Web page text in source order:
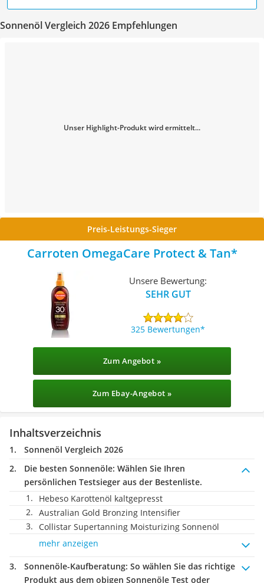
Sonnenöl Vergleich 2026 Empfehlungen
Unser Highlight-Produkt wird ermittelt...
Preis-Leistungs-Sieger
Carroten OmegaCare Protect & Tan
Unsere Bewertung:
SEHR GUT
325 Bewertungen
Zum Angebot »
Zum Ebay-Angebot »
Inhaltsverzeichnis
Sonnenöl Vergleich 2026
Die besten Sonnenöle: Wählen Sie Ihren
persönlichen Testsieger aus der Bestenliste.
Hebeso Karottenöl kaltgepresst
Australian Gold Bronzing Intensifier
Collistar Supertanning Moisturizing Sonnenöl
mehr anzeigen
Sonnenöle-Kaufberatung: So wählen Sie das richtige
Produkt aus dem obigen Sonnenöle Test oder